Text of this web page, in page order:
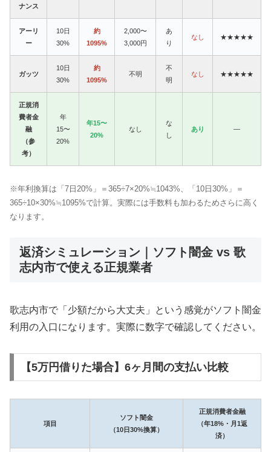
ナンス
アーリ
ー
10日
30%
約
1095%
2,000〜
3,000円
あ
り
なし ★★★★★
ガッツ
10日
30%
約
1095%
不明
不
明
なし ★★★★★
正規消
費者金
融
（参
考）
年
15〜
20%
年15〜
20%
なし
な
し
あり —
※年利換算は「7日20%」＝365÷7×20%≒1043%、「10日30%」＝
365÷10×30%≒1095%で計算。実際には手数料も加わるためさらに高く
なります。
返済シミュレーション｜ソフト闇金 vs 歌
志内市で使える正規業者
歌志内市で「少額だから大丈夫」という感覚がソフト闇金
利用の入口になります。実際に数字で確認してください。
【5万円借りた場合】6ヶ月間の支払い比較
項目
ソフト闇金
（10日30%換算）
正規消費者金融
（年18%・月1返
済）